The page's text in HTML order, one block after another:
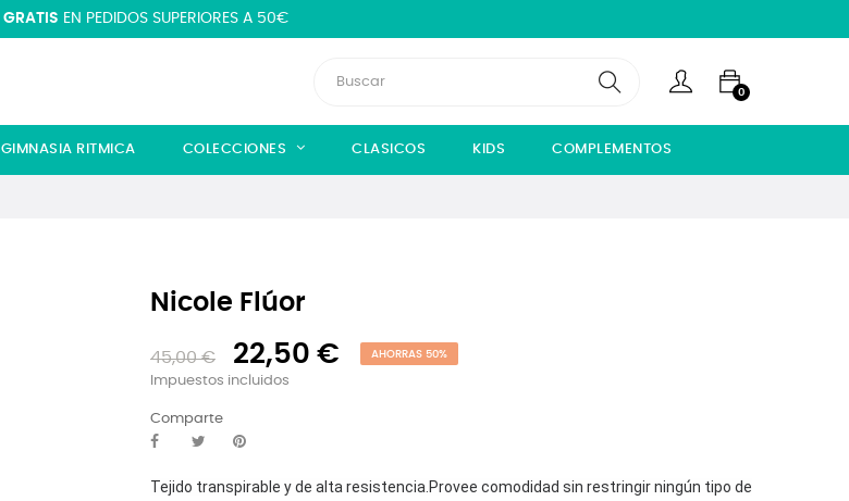
GRATIS EN PEDIDOS SUPERIORES A 50€
0
GIMNASIA RITMICA COLECCIONES CLASICOS KIDS COMPLEMENTOS
Nicole Flúor
45,00 € 22,50 € AHORRAS 50%
Impuestos incluidos
Comparte
Tejido transpirable y de alta resistencia. Provee comodidad sin restringir ningún tipo de